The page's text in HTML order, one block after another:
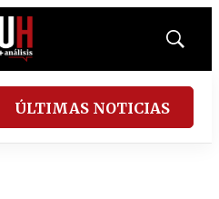
Mostrar
ÚLTIMAS NOTICIAS